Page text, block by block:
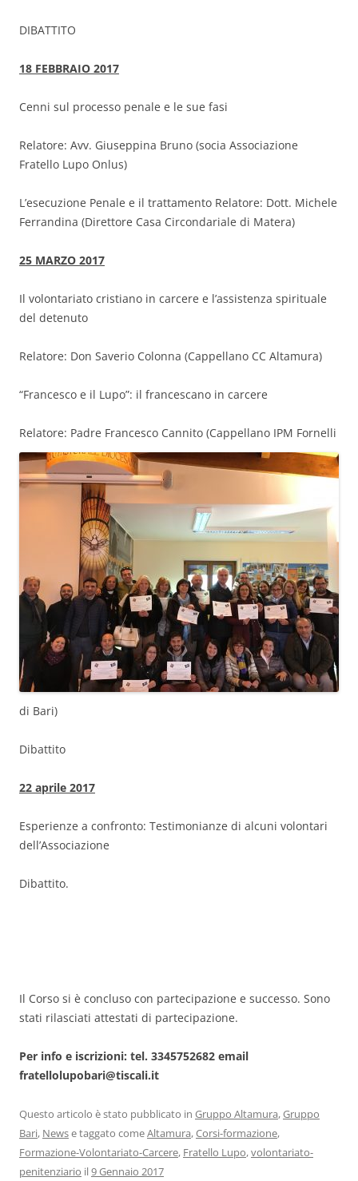
DIBATTITO
18 FEBBRAIO 2017
Cenni sul processo penale e le sue fasi
Relatore: Avv. Giuseppina Bruno (socia Associazione
Fratello Lupo Onlus)
L’esecuzione Penale e il trattamento Relatore: Dott. Michele
Ferrandina (Direttore Casa Circondariale di Matera)
25 MARZO 2017
Il volontariato cristiano in carcere e l’assistenza spirituale
del detenuto
Relatore: Don Saverio Colonna (Cappellano CC Altamura)
“Francesco e il Lupo”: il francescano in carcere
Relatore: Padre Francesco Cannito (Cappellano IPM Fornelli
di Bari)
Dibattito
22 aprile 2017
Esperienze a confronto: Testimonianze di alcuni volontari
dell’Associazione
Dibattito.
Il Corso si è concluso con partecipazione e successo. Sono
stati rilasciati attestati di partecipazione.
Per info e iscrizioni: tel. 3345752682 email
fratellolupobari@tiscali.it
Questo articolo è stato pubblicato in Gruppo Altamura,Gruppo
Bari, Newse taggato comeAltamura,Corsi-formazione,
Formazione-Volontariato-Carcere, Fratello Lupo,volontariato-
penitenziario il9 Gennaio 2017